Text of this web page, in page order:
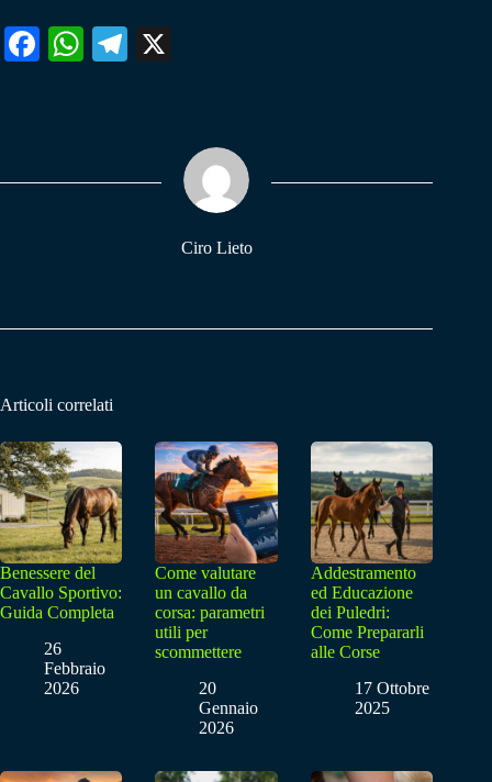
Fa W
pp
Te
m
Ciro Lieto
Articoli correlati
Benessere del
Cavallo Sportivo:
Guida Completa
26
Febbraio
2026
Come valutare
un cavallo da
corsa: parametri
utili per
scommettere
20
Gennaio
2026
Addestramento
ed Educazione
dei Puledri:
Come Prepararli
alle Corse
17 Ottobre
2025